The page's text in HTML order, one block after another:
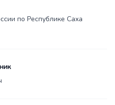
по Республике Саха